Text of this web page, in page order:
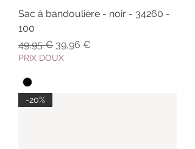
Sac à bandoulière - noir - 34260 -
100
Prix original
49,95 € Prix promotionnel
39,96 €
PRIX DOUX
-20%